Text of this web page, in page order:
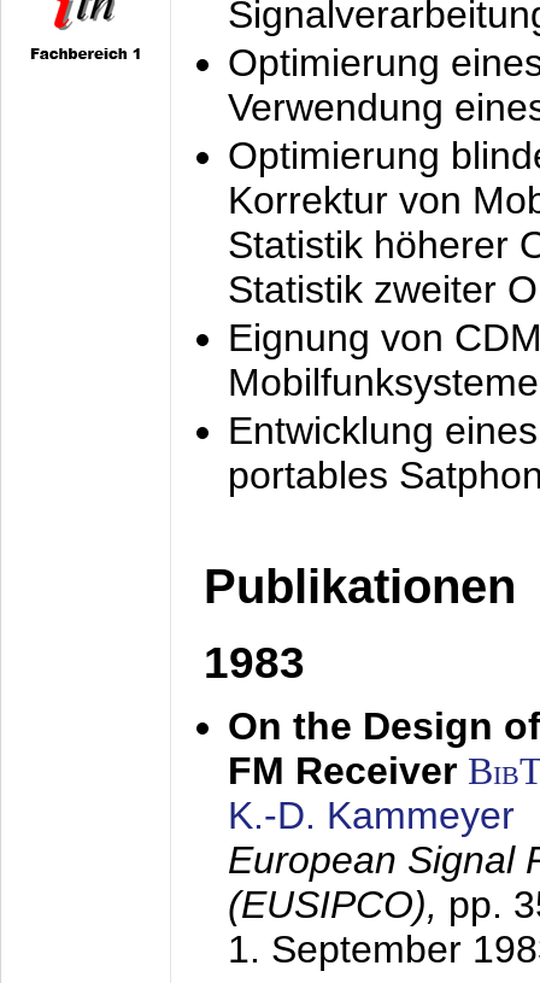
Optimierung
Verwendung
Optimierung
Korrektur von
Statistik höherer
Statistik zweiter
Eignung von
Mobilfunksysteme
Entwicklung
portables
Publikationen
1983
On the Design
FM Receiver
K.-D. Kammeyer
European Signal
(EUSIPCO), pp.
1. September